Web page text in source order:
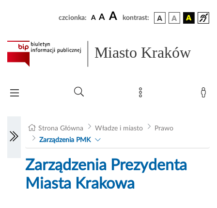
czcionka: A A A kontrast:
Miasto Kraków
Strona Główna Władze i miasto
Prawo
Zarządzenia PMK
Zarządzenia Prezydenta
Miasta Krakowa